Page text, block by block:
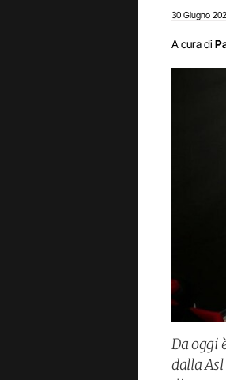
30 Giugno
A cura di
Da oggi
dalla